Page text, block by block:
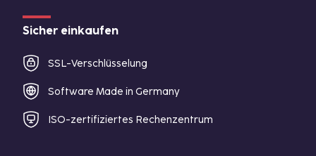
Sicher einkaufen
SSL-Verschlüsselung
Software Made in Germany
ISO-zertifiziertes Rechenzentrum